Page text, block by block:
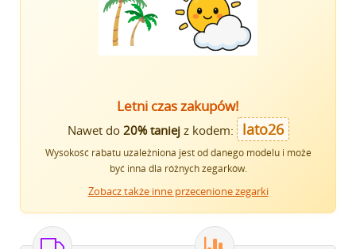
Letni czas zakupów!
Nawet do 20% taniejz kodem: lato26
Wysokość rabatu uzależniona jest od danego modelu i może
być inna dla różnych zegarków.
Zobacz także inne przecenione zegarki